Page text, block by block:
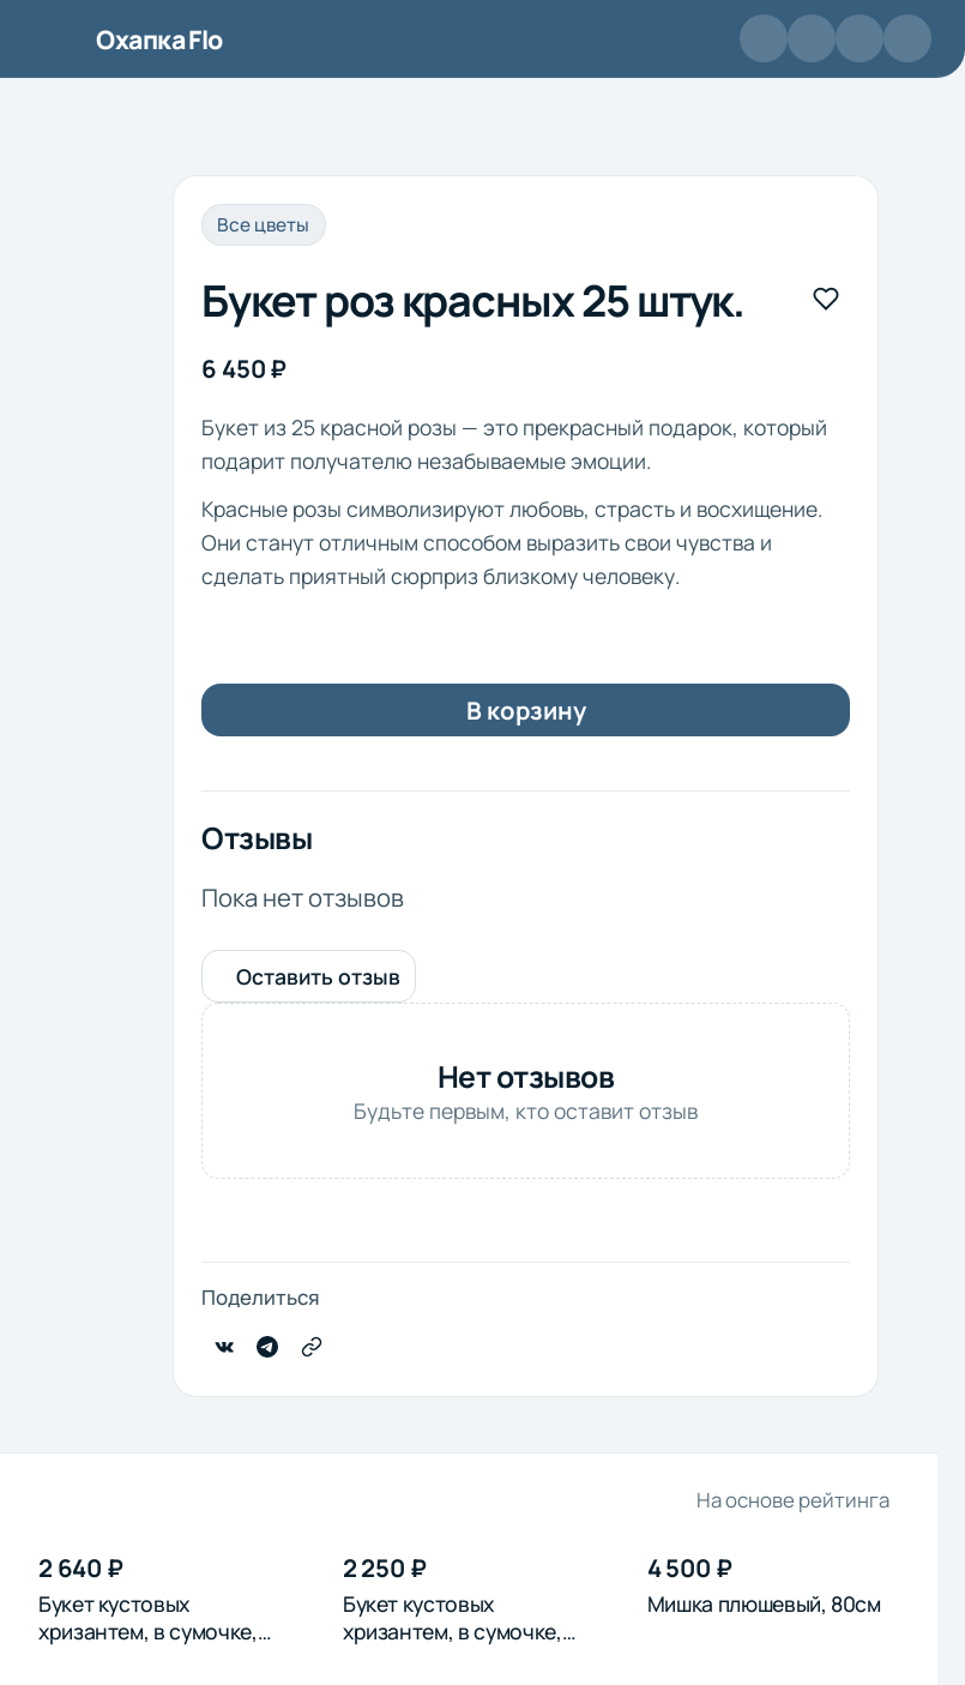
Охапка Flo
Все цветы
Букет роз красных 25 штук.
6 450 ₽
Букет из 25 красной розы — это прекрасный подарок, который
подарит получателю незабываемые эмоции.
Красные розы символизируют любовь, страсть и восхищение.
Они станут отличным способом выразить свои чувства и
сделать приятный сюрприз близкому человеку.
В корзину
Отзывы
Пока нет отзывов
Оставить отзыв
Нет отзывов
Будьте первым, кто оставит отзыв
Поделиться
На основе рейтинга
2 640 ₽
Букет кустовых
хризантем, в сумочке,
2 250 ₽
Букет кустовых
хризантем, в сумочке,
4 500 ₽
Мишка плюшевый, 80см